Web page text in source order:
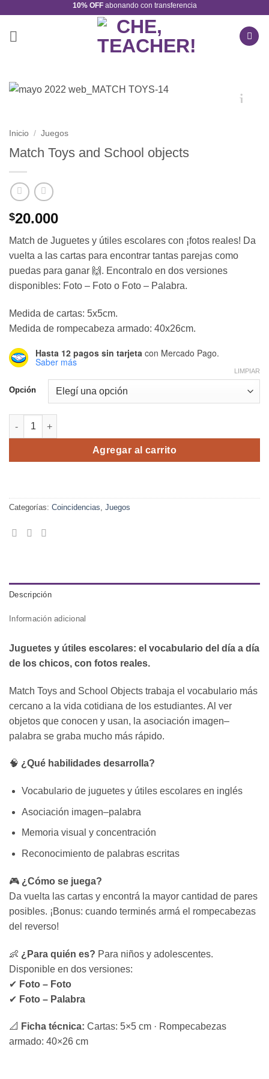
10% OFFabonando con transferencia
Inicio / Juegos
Match Toys and School objects
$20.000
Match de Juguetes y útiles escolares con ¡fotos reales! Da
vuelta a las cartas para encontrar tantas parejas como
puedas para ganar 🙌. Encontralo en dos versiones
disponibles: Foto – Foto o Foto – Palabra.
Medida de cartas: 5x5cm.
Medida de rompecabeza armado: 40x26cm.
Hasta 12 pagos sin tarjeta con Mercado Pago.
Saber más
Opción
LIMPIAR
Match Toys and School objects cantidad
Agregar al carrito
Categorías: Coincidencias, Juegos
Descripción
Información adicional
Juguetes y útiles escolares: el vocabulario del día a día
de los chicos, con fotos reales.
Match Toys and School Objects trabaja el vocabulario más
cercano a la vida cotidiana de los estudiantes. Al ver
objetos que conocen y usan, la asociación imagen–
palabra se graba mucho más rápido.
🧠 ¿Qué habilidades desarrolla?
Vocabulario de juguetes y útiles escolares en inglés
Asociación imagen–palabra
Memoria visual y concentración
Reconocimiento de palabras escritas
🎮 ¿Cómo se juega?
Da vuelta las cartas y encontrá la mayor cantidad de pares
posibles. ¡Bonus: cuando terminés armá el rompecabezas
del reverso!
👶 ¿Para quién es? Para niños y adolescentes.
Disponible en dos versiones:
✔ Foto – Foto
✔ Foto – Palabra
📐 Ficha técnica: Cartas: 5×5 cm · Rompecabezas
armado: 40×26 cm